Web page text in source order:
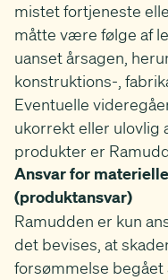
mistet fortjeneste
måtte være følge af
uanset årsagen,
konstruktions-,
Eventuelle
ukorrekt eller ulovlig
produkter er
Ansvar for
(produktansvar)
Ramudden er kun
det bevises, at
forsømmelse begået